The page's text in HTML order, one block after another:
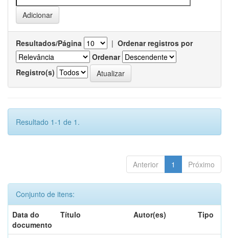
Resultados/Página | Ordenar registros por
Ordenar
Registro(s)
Resultado 1-1 de 1.
Anterior 1 Próximo
Conjunto de itens:
Data do
documento
Título Autor(es) Tipo